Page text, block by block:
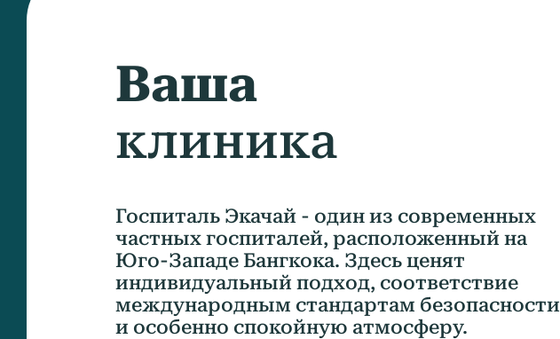
Ваша
клиника
Госпиталь Экачай - один из современных
частных госпиталей, расположенный на
Юго-Западе Бангкока. Здесь ценят
индивидуальный подход, соответствие
международным стандартам безопасности
и особенно спокойную атмосферу.